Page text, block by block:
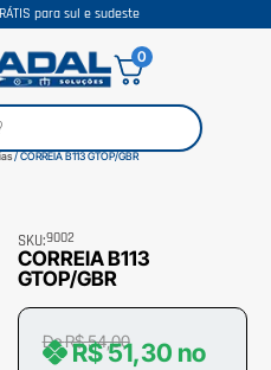
para sul e sudeste
0
/ CORREIA B113 GTOP/GBR
SKU:9002
CORREIA B113
GTOP/GBR
DeR$54,00
R$51,30 no